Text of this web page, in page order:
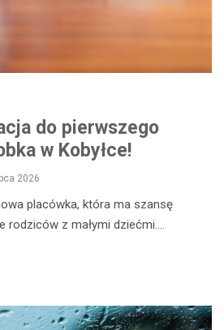
do pierwszego
w Kobyłce!
2026
placówka, która ma szansę
rodziców z małymi dziećmi.…